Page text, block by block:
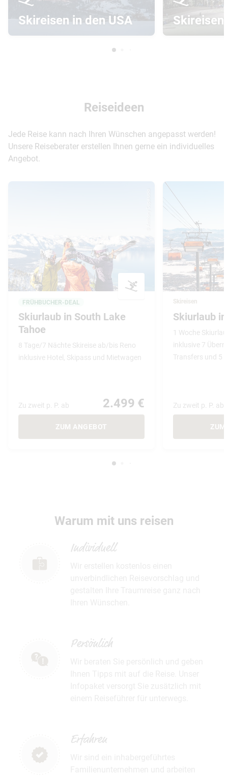
Skireisen in den USA Skireisen
Reiseideen
Jede Reise kann nach Ihren Wünschen angepasst werden!
Unsere Reiseberater erstellen Ihnen gerne ein individuelles
Angebot.
FRÜHBUCHER-DEAL
Skiurlaub in South Lake
Tahoe
8 Tage/7 Nächte Skireise ab/bis Reno
inklusive Hotel, Skipass und Mietwagen
Zu zweit p. P. ab 2.499 €
ZUM ANGEBOT
Skireisen
Skiurlaub
1 Woche
inklusive 7
Transfers und 5
Zu zweit p. P. ab
ZUM
Warum mit uns reisen
Individuell
Persönlich
Erfahren